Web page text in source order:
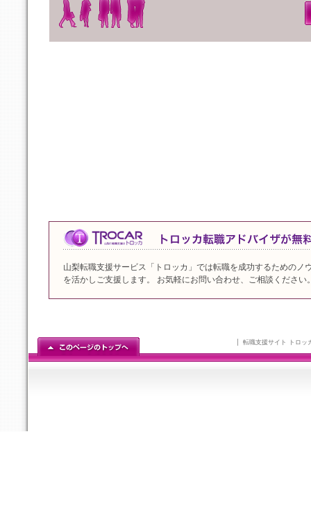
山梨転職支援サービス「トロッカ」では転職を成功するためのノ
を活かしご支援します。 お気軽にお問い合わせ、ご相談ください
転職支援サイト トロッ